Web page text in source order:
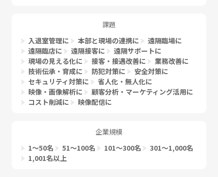
課題
入退室管理に
本部と現場の連携に
遠隔臨場に
遠隔臨店に
遠隔接客に
遠隔サポートに
現場の見える化に
接客・接遇改善に
業務改善に
技術伝承・育成に
防犯対策に
安全対策に
セキュリティ対策に
省人化・無人化に
映像・画像解析に
顧客分析・マーケティング活用に
コスト削減に
映像配信に
企業規模
1〜50名
51〜100名 101〜300名
301〜1,000名
1,001名以上